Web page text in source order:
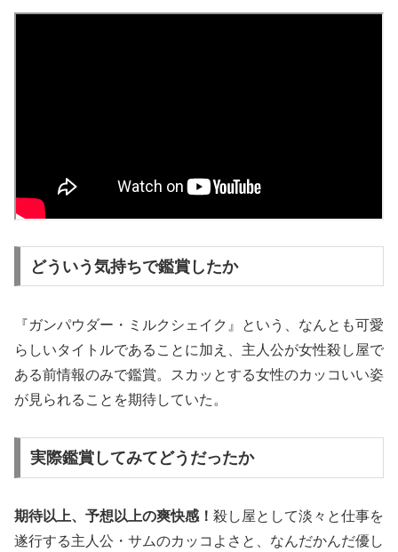
どういう気持ちで鑑賞したか
『ガンパウダー・ミルクシェイク』という、なんとも可愛
らしいタイトルであることに加え、主人公が女性殺し屋で
ある前情報のみで鑑賞。スカッとする女性のカッコいい姿
が見られることを期待していた。
実際鑑賞してみてどうだったか
期待以上、予想以上の爽快感！ 殺し屋として淡々と仕事を
遂行する主人公・サムのカッコよさと、なんだかんだ優し